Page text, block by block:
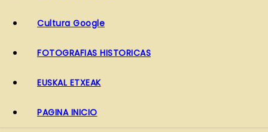
Cultura Google
FOTOGRAFIAS HISTORICAS
EUSKAL ETXEAK
PAGINA INICIO